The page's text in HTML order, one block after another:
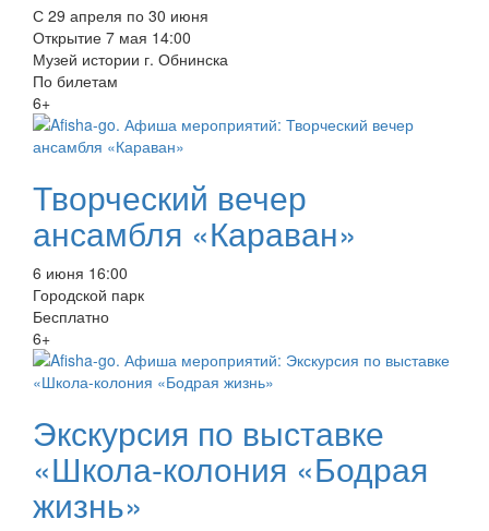
С 29 апреля по 30 июня
Открытие 7 мая 14:00
Музей истории г. Обнинска
По билетам
6+
Творческий вечер
ансамбля «Караван»
6 июня 16:00
Городской парк
Бесплатно
6+
Экскурсия по выставке
«Школа-колония «Бодрая
жизнь»